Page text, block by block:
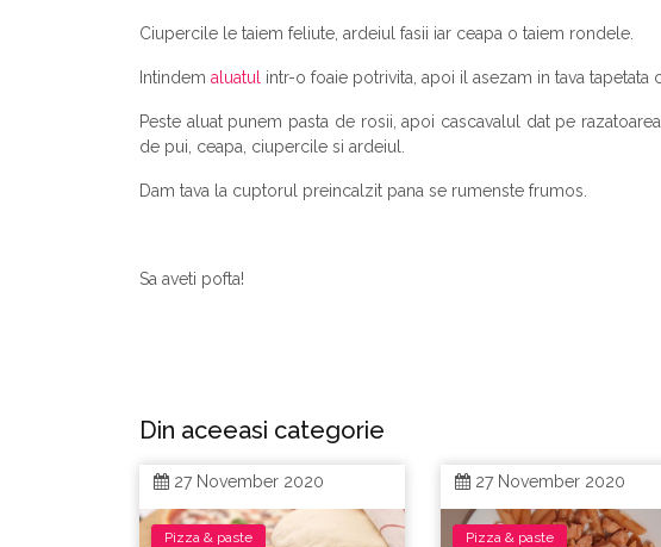
Ciupercile le taiem feliute, ardeiul fasii iar ceapa o taiem rondele.
Intindem aluatul intr-o foaie potrivita, apoi il asezam in tava tapetata
Peste aluat punem pasta de rosii, apoi cascavalul dat pe
de pui, ceapa, ciupercile si ardeiul.
Dam tava la cuptorul preincalzit pana se rumenste frumos.
Sa aveti pofta!
Din aceeasi categorie
27 November 2020
Pizza & paste
27 November 2020
Pizza & paste